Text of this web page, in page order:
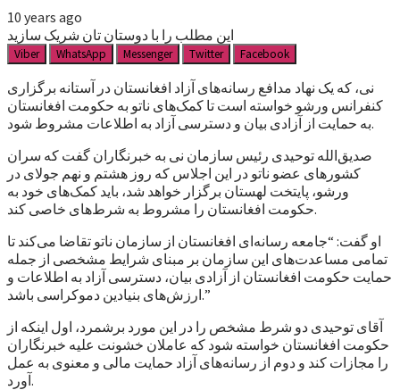
10 years ago
این مطلب را با دوستان تان شریک سازید
Viber WhatsApp Messenger Twitter Facebook
نی، که یک نهاد مدافع رسانه‌های آزاد افغانستان در آستانه برگزاری
کنفرانس ورشو خواسته است تا کمک‌های ناتو به حکومت افغانستان
به حمایت از آزادی بیان و دسترسی آزاد به اطلاعات مشروط شود.
صدیق‌الله توحیدی رئیس سازمان نی به خبرنگاران گفت که سران
کشورهای عضو ناتو در این اجلاس که روز هشتم و نهم جولای در
ورشو، پایتخت لهستان برگزار خواهد شد، باید کمک‌های خود به
حکومت افغانستان را مشروط به شرط‌های خاصی کند.
او گفت: “جامعه رسانه‌ای افغانستان از سازمان ناتو تقاضا می‌کند تا
تمامی مساعدت‌های این سازمان بر مبنای شرایط مشخصی از جمله
حمایت حکومت افغانستان از آزادی بیان، دسترسی آزاد به اطلاعات و
ارزش‌های بنیادین دموکراسی باشد.”
آقای توحیدی دو شرط مشخص را در این مورد برشمرد، اول اینکه از
حکومت افغانستان خواسته شود که عاملان خشونت علیه خبرنگاران
را مجازات کند و دوم از رسانه‌های آزاد حمایت مالی و معنوی به عمل
آورد.